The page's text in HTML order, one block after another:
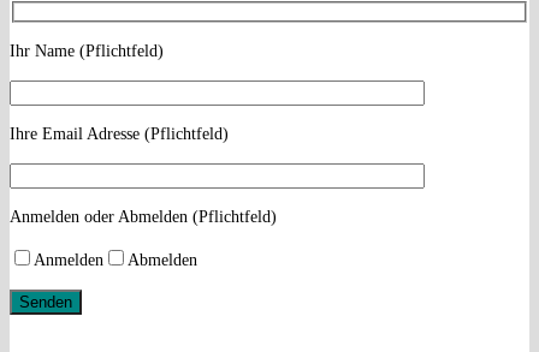
Ihr Name (Pflichtfeld)
Ihre Email Adresse (Pflichtfeld)
Anmelden oder Abmelden (Pflichtfeld)
Anmelden Abmelden